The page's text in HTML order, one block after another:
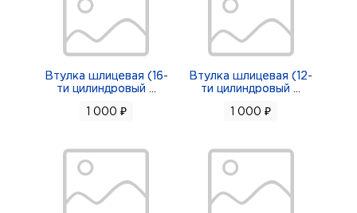
Втулка шлицевая (16-
ти цилиндровый
1 000 ₽
Втулка шлицевая (12-
ти цилиндровый
1 000 ₽